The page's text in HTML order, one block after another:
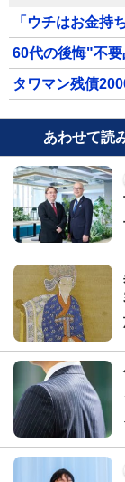
「ウチはお金持
60代の後悔"不
タワマン残債
あわせて読